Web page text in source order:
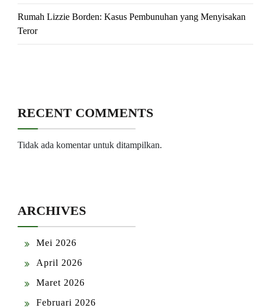
Rumah Lizzie Borden: Kasus Pembunuhan yang Menyisakan
Teror
RECENT COMMENTS
Tidak ada komentar untuk ditampilkan.
ARCHIVES
Mei 2026
April 2026
Maret 2026
Februari 2026